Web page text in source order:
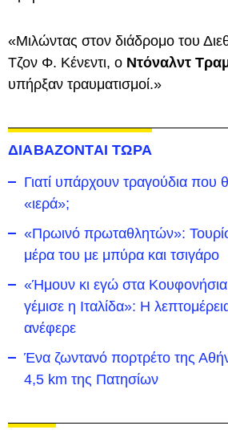
«Μιλώντας στον διάδρομο του
Τζον Φ. Κένεντι, ο Ντόναλντ
υπήρξαν τραυματισμοί.»
ΔΙΑΒΑΖΟΝΤΑΙ ΤΩΡΑ
Γιατί υπάρχουν τραγούδια που
«ιερά»;
«Πρωινό πρωταθλητών»:
μέρα του με μπύρα και τσιγάρο
«Ήμουν κι εγώ στα Κουφονήσια
γέμισε η Ιταλίδα»: Η
ανέφερε
Ένα ζωντανό πορτρέτο της
4,5 km της Πατησίων